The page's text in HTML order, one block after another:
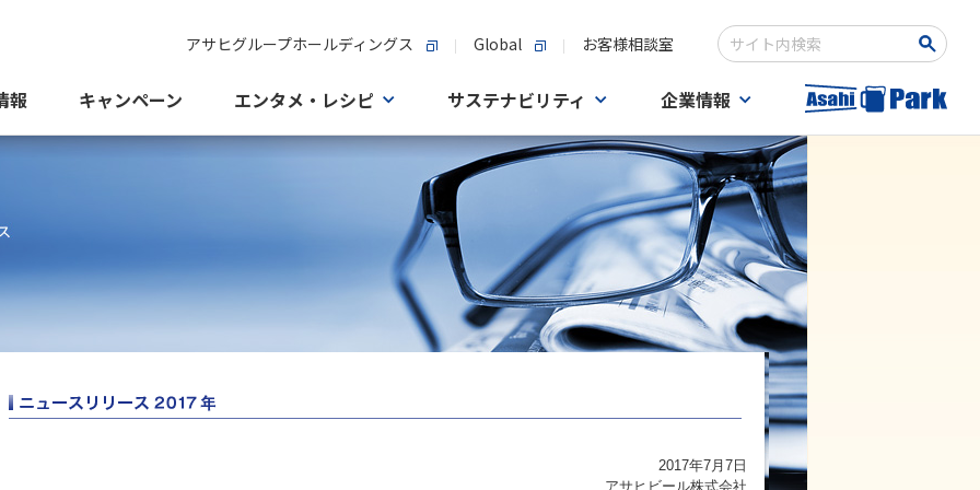
アサヒグループホールディングス Global お客様相談室 検索キーワード入力
報 キャンペーン エンタメ・レシピ サステナビリティ 企業情報
2017年7月7日
アサヒビール株式会社